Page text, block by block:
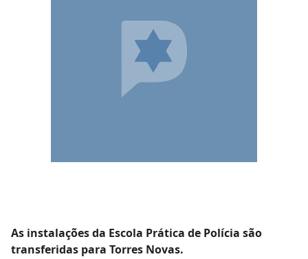
As instalações da Escola Prática de Polícia são
transferidas para Torres Novas.